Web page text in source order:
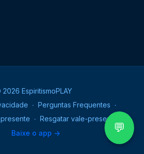
💬
EspiritismoPLAY
∙ Perguntas Frequentes ∙
∙ Resgatar vale-presente
Baixe o app ->